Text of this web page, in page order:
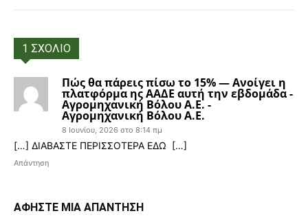
1 ΣΧΟΛΙΟ
Πώς θα πάρεις πίσω το 15% — Ανοίγει η
πλατφόρμα ης ΑΑΔΕ αυτή την εβδομάδα -
Αγρομηχανική Βόλου Α.Ε. -
Αγρομηχανική Βόλου Α.Ε.
8 Ιουνίου, 2026 στο 8:14 πμ
[…] ΔΙΑΒΑΣΤΕ ΠΕΡΙΣΣΟΤΕΡΑ ΕΔΩ […]
Απάντηση
ΑΦΗΣΤΕ ΜΙΑ ΑΠΑΝΤΗΣΗ